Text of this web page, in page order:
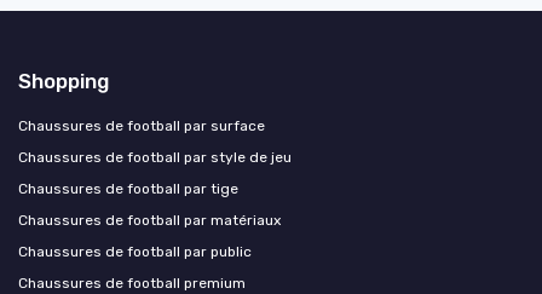
Shopping
Chaussures de football par surface
Chaussures de football par style de jeu
Chaussures de football par tige
Chaussures de football par matériaux
Chaussures de football par public
Chaussures de football premium